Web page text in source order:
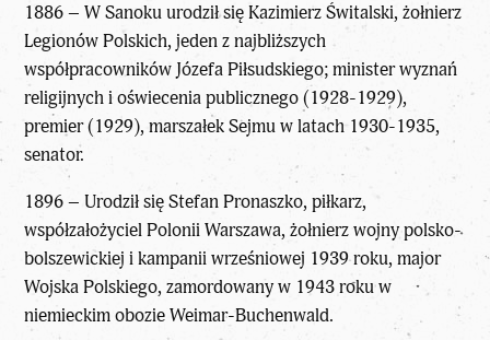
1886 – W Sanoku urodził się Kazimierz Świtalski, żołnierz
Legionów Polskich, jeden z najbliższych
współpracowników Józefa Piłsudskiego; minister wyznań
religijnych i oświecenia publicznego (1928-1929),
premier (1929), marszałek Sejmu w latach 1930-1935,
senator.
1896 – Urodził się Stefan Pronaszko, piłkarz,
współzałożyciel Polonii Warszawa, żołnierz wojny polsko-
bolszewickiej i kampanii wrześniowej 1939 roku, major
Wojska Polskiego, zamordowany w 1943 roku w
niemieckim obozie Weimar-Buchenwald.